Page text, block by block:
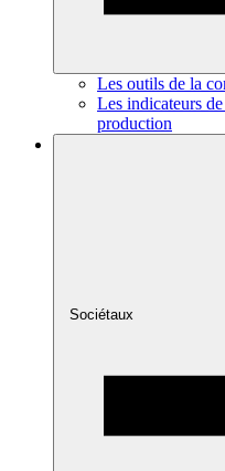
Les outils de la
Les indicateurs
production
Sociétaux